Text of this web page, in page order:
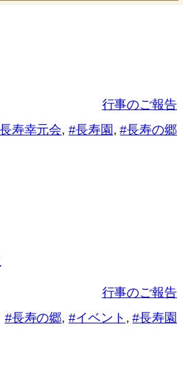
行事のご報告
寿幸元会, 長寿園 , 長寿の郷
行事のご報告
長寿の郷, イベント , 長寿園